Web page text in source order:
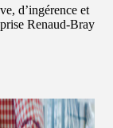
d’ingérence et
Renaud-Bray